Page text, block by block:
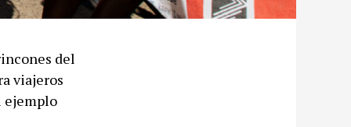
del
viajeros
ejemplo